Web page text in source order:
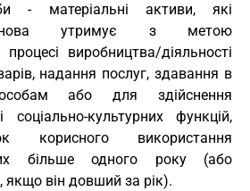
- матеріальні активи, які
утримує з метою
виробництва/діяльності
надання послуг, здавання в
або для здійснення
соціально-культурних функцій,
корисного використання
більше одного року (або
якщо він довший за рік).